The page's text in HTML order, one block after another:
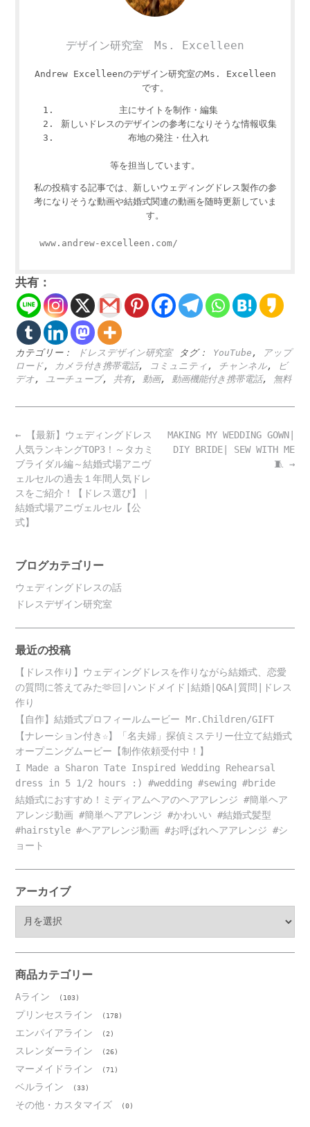
デザイン研究室 Ms. Excelleen
Andrew Excelleenのデザイン研究室のMs. Excelleen
です。
主にサイトを制作・編集
新しいドレスのデザインの参考になりそうな情報収集
布地の発注・仕入れ
等を担当しています。
私の投稿する記事では、新しいウェディングドレス製作の参
考になりそうな動画や結婚式関連の動画を随時更新していま
す。
www.andrew-excelleen.com/
共有：
カテゴリー： ドレスデザイン研究室 タグ： YouTube ,
アップ
ロード, カメラ付き携帯電話, コミュニティ , チャンネル,
ビ
デオ, ユーチューブ, 共有, 動画, 動画機能付き携帯電話, 無料
Post
navigation
MAKING MY WEDDING GOWN|
DIY BRIDE| SEW WITH ME
🧵 →
← 【最新】ウェディングドレス
人気ランキングTOP3！～タカミ
ブライダル編～結婚式場アニヴ
ェルセルの過去１年間人気ドレ
スをご紹介！【ドレス選び】｜
結婚式場アニヴェルセル【公
式】
ブログカテゴリー
ウェディングドレスの話
ドレスデザイン研究室
最近の投稿
【ドレス作り】ウェディングドレスを作りながら結婚式、恋愛
の質問に答えてみた🫶🏻|ハンドメイド|結婚|Q&A|質問|ドレス
作り
【自作】結婚式プロフィールムービー Mr.Children/GIFT
【ナレーション付き☆】「名夫婦」探偵ミステリー仕立て結婚式
オープニングムービー【制作依頼受付中！】
I Made a Sharon Tate Inspired Wedding Rehearsal
dress in 5 1/2 hours :) #wedding #sewing #bride
結婚式におすすめ！ミディアムヘアのヘアアレンジ #簡単ヘア
アレンジ動画 #簡単ヘアアレンジ #かわいい #結婚式髪型
#hairstyle #ヘアアレンジ動画 #お呼ばれヘアアレンジ #シ
ョート
アーカイブ
ブ
商品カテゴリー
Aライン (103)
プリンセスライン (178)
エンパイアライン (2)
スレンダーライン (26)
マーメイドライン (71)
ベルライン (33)
その他・カスタマイズ (0)